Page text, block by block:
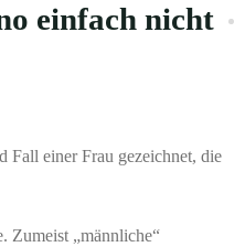
einfach nicht
Fall einer Frau gezeichnet, die
Zumeist „männliche“